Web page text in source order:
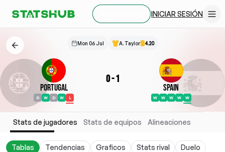
INICIAR SESIÓN
Mon 06 Jul A. Taylor 4.20
Portugal
D W D W L
0-1
Spain
W W W W W
Stats de jugadores Stats de equipos Alineaciones
Tablas Tendencias Graficos Stats rival Duelo